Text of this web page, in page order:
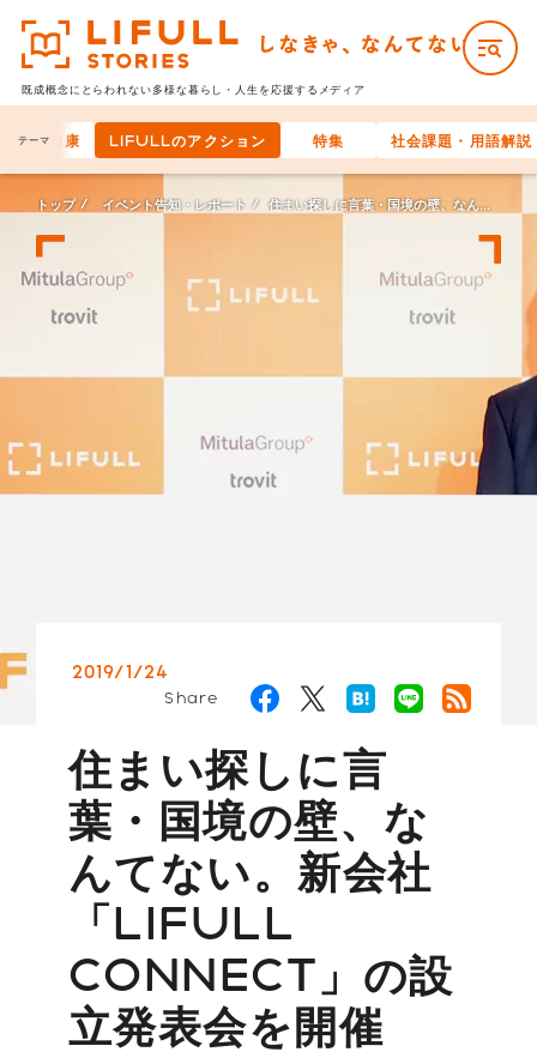
既成概念にとらわれない多様な暮らし・人生を応援するメディア
テーマ
体の健康 LIFULLのアクション 特集 社会課題・用語解説
トップ イベント告知・レポート 住まい探しに言葉・国境の壁、なんてない。新会社「LIFULL CONNECT」の設立発表会を開催
2019/1/24
Share
住まい探しに言
葉・国境の壁、な
んてない。新会社
「LIFULL
CONNECT」の設
立発表会を開催